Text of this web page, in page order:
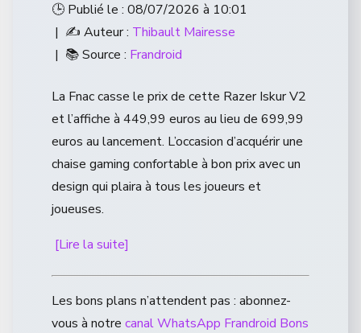
🕒 Publié le : 08/07/2026 à 10:01
| ✍️ Auteur : Thibault Mairesse
| 📚 Source : Frandroid
La Fnac casse le prix de cette Razer Iskur V2
et l’affiche à 449,99 euros au lieu de 699,99
euros au lancement. L’occasion d’acquérir une
chaise gaming confortable à bon prix avec un
design qui plaira à tous les joueurs et
joueuses.
[Lire la suite]
Les bons plans n’attendent pas : abonnez-
vous à notre canal WhatsApp Frandroid Bons